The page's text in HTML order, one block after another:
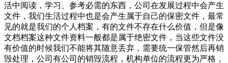
活中阅读，学习、参考必需的东西，公司在发展过程中会产生
文件，我们生活过程中也是会产生属于自己的保密文件，最常
见的就是我们的个人档案，有的文件不存在什么价值，但是像
文档档案这种文件资料一般都是属于绝密文件，当这些文件没
有价值的时候我们不能将其随意丢弃，需要统一保管然后再销
毁处理，公司有公司的销毁流程，机构单位的流程更为严格，